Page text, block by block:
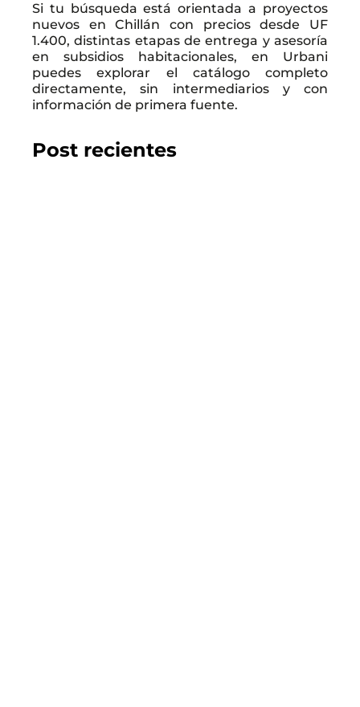
Si tu búsqueda está orientada a proyectos
nuevos en Chillán con precios desde UF
1.400, distintas etapas de entrega y asesoría
en subsidios habitacionales, en Urbani
puedes explorar el catálogo completo
directamente, sin intermediarios y con
información de primera fuente.
Post recientes